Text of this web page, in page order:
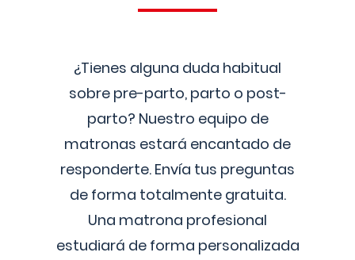
¿Tienes alguna duda habitual
sobre pre-parto, parto o post-
parto? Nuestro equipo de
matronas estará encantado de
responderte. Envía tus preguntas
de forma totalmente gratuita.
Una matrona profesional
estudiará de forma personalizada